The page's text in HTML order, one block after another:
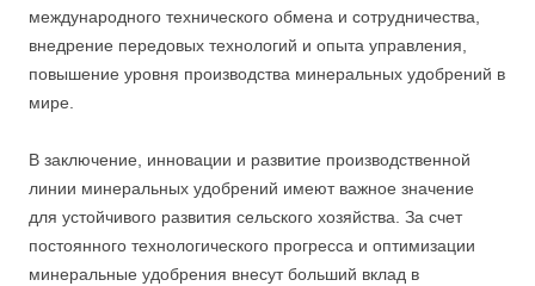
международного технического обмена и сотрудничества,
внедрение передовых технологий и опыта управления,
повышение уровня производства минеральных удобрений в
мире.
В заключение, инновации и развитие производственной
линии минеральных удобрений имеют важное значение
для устойчивого развития сельского хозяйства. За счет
постоянного технологического прогресса и оптимизации
минеральные удобрения внесут больший вклад в